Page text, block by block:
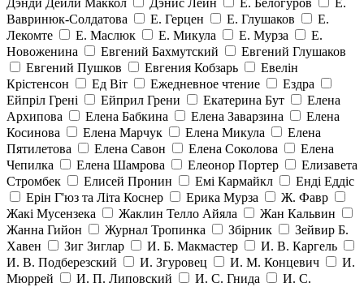
Дэнди Дейли Маккол
Дэнис Лейн Е. Белогуров
Е.
Вавринюк-Солдатова
Е. Герцен Е. Глушаков
Е.
Лекомте
Е. Маслюк Е. Микула Е. Мурза
Е.
Новоженина
Евгений Бахмутский
Евгений Глушаков
Евгений Пушков
Евгения Кобзарь
Евелін
Крістенсон
Ед Віт Ежедневное чтение
Ездра
Ейпріл Грені
Ейприл Грени Екатерина Бут
Елена
Архипова
Елена Бабкина Елена Заварзина
Елена
Косинова
Елена Марчук Елена Микула
Елена
Пятилетова
Елена Савон Елена Соколова
Елена
Чепилка
Елена Шамрова Елеонор Портер
Елизавета
Стромбек
Елисей Пронин Емі Кармайкл
Ендi Еддiс
Ерін Г'юз та Літа Коснер
Ерика Мурза
Ж. Фавр
Жакі Мусензека
Жаклин Телло Айяла
Жан Кальвин
Жанна Гийон
Журнал Тропинка Збірник
Зейвир Б.
Хавен
Зиг Зиглар И. Б. Макмастер
И. В. Каргель
И. В. Подберезский
И. Згуровец И. М. Концевич
И.
Мюррей
И. П. Липовский И. С. Гнида
И. С.